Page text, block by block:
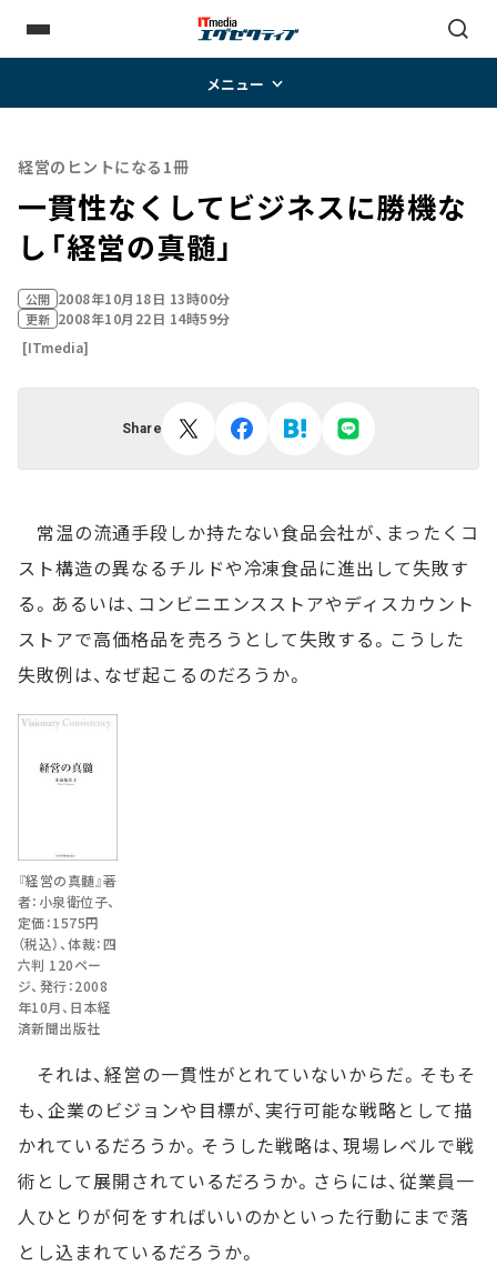
メニュー
経営のヒントになる1冊
一貫性なくしてビジネスに勝機な
し――「経営の真髄」
公開 2008年10月18日 13時00分
更新 2008年10月22日 14時59分
[ITmedia]
Share
常温の流通手段しか持たない食品会社が、まったくコ
スト構造の異なるチルドや冷凍食品に進出して失敗す
る。あるいは、コンビニエンスストアやディスカウント
ストアで高価格品を売ろうとして失敗する。こうした
失敗例は、なぜ起こるのだろうか。
『経営の真髄』著
者：小泉衛位子、
定価：1575円
（税込）、体裁：四
六判 120ペー
ジ、発行：2008
年10月、日本経
済新聞出版社
それは、経営の一貫性がとれていないからだ。そもそ
も、企業のビジョンや目標が、実行可能な戦略として描
かれているだろうか。そうした戦略は、現場レベルで戦
術として展開されているだろうか。さらには、従業員一
人ひとりが何をすればいいのかといった行動にまで落
とし込まれているだろうか。